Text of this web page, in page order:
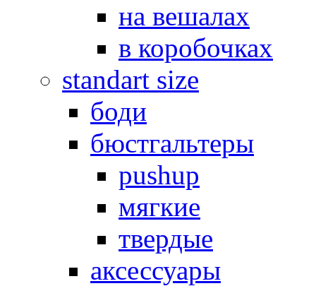
на вешалах
в коробочках
standart size
боди
бюстгальтеры
pushup
мягкие
твердые
аксессуары